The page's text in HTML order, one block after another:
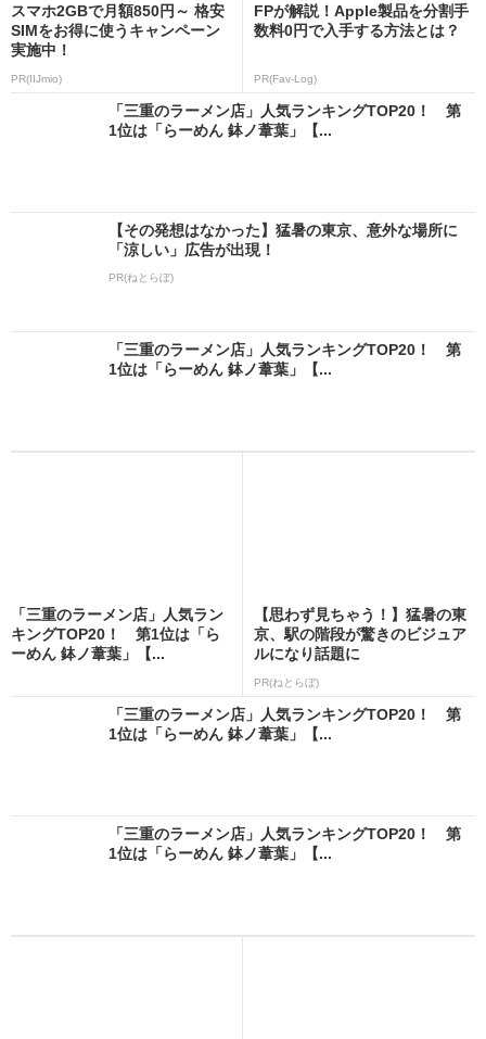
スマホ2GBで月額850円～ 格安
SIMをお得に使うキャンペーン
実施中！
PR(IIJmio)
FPが解説！Apple製品を分割手
数料0円で入手する方法とは？
PR(Fav-Log)
「三重のラーメン店」人気ランキングTOP20！ 第
1位は「らーめん 鉢ノ葦葉」【...
【その発想はなかった】猛暑の東京、意外な場所に
「涼しい」広告が出現！
PR(ねとらぼ)
「三重のラーメン店」人気ランキングTOP20！ 第
1位は「らーめん 鉢ノ葦葉」【...
「三重のラーメン店」人気ラン
キングTOP20！ 第1位は「ら
ーめん 鉢ノ葦葉」【...
【思わず見ちゃう！】猛暑の東
京、駅の階段が驚きのビジュア
ルになり話題に
PR(ねとらぼ)
「三重のラーメン店」人気ランキングTOP20！ 第
1位は「らーめん 鉢ノ葦葉」【...
「三重のラーメン店」人気ランキングTOP20！ 第
1位は「らーめん 鉢ノ葦葉」【...